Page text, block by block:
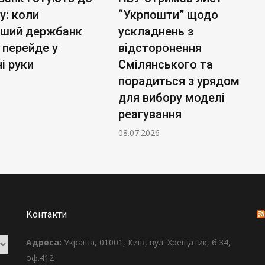
коли
держбанк
перейде у
руки
“Укрпошти” щодо
ускладнень з
відсторонення
Смілянського та
порадиться з урядом
для вибору моделі
реагування
08.07.2026
Контакти
Адреса: Україна, 01001, Київ, вул. Хрещатик, б.34,
оф.412